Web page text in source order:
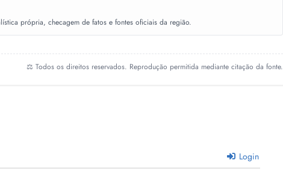
própria, checagem de fatos e fontes oficiais da região.
⚖️ Todos os direitos reservados. Reprodução permitida mediante citação da fonte.
Login